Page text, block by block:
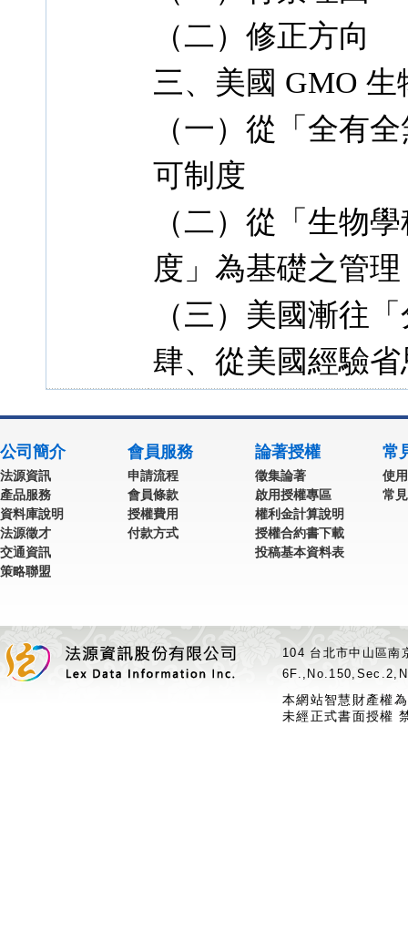
（二）修正方向
三、美國 GMO
（一）從「全有
可制度
（二）從「生物
度」為基礎之管理
（三）美國漸往
肆、從美國經驗
公司簡介
法源資訊
產品服務
資料庫說明
法源徵才
交通資訊
策略聯盟
會員服務
申請流程
會員條款
授權費用
付款方式
論著授權
徵集論著
啟用授權專區
權利金計算說明
授權合約書下載
投稿基本資料表
常
使
常
104 台北市中山區
本網站智慧財產權
未經正式書面授權